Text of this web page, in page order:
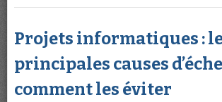
Projets informatiques :
principales causes
comment les éviter